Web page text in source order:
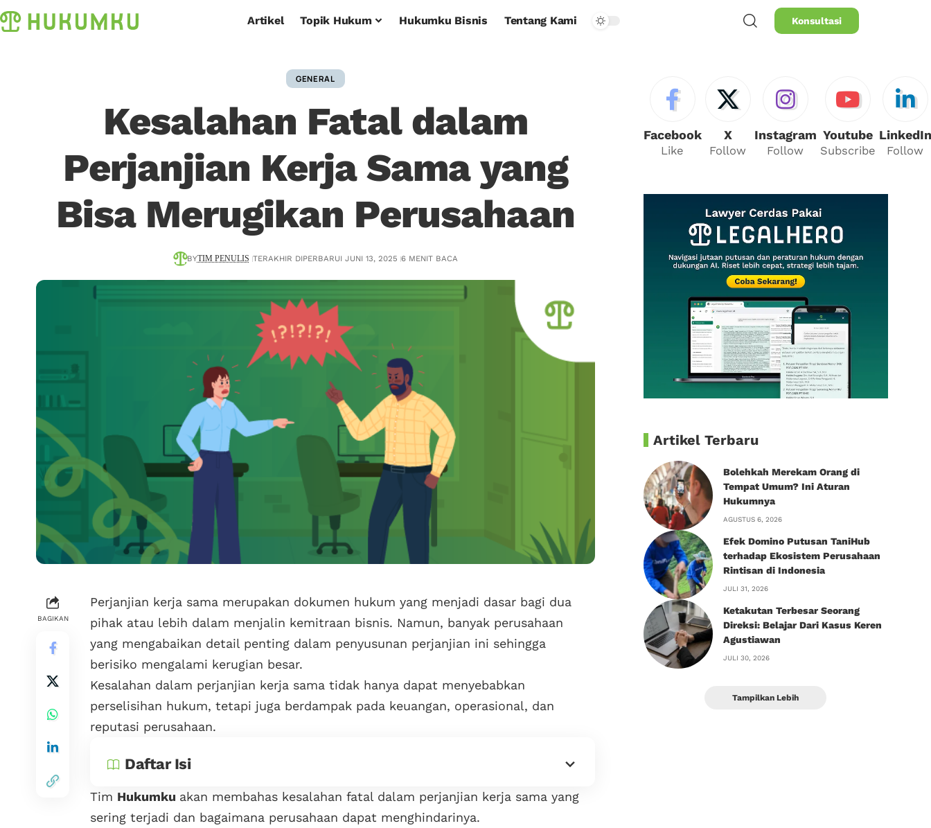
Artikel Topik Hukum Hukumku Bisnis Tentang Kami Konsultasi
GENERAL
Kesalahan Fatal dalam
Perjanjian Kerja Sama yang
Bisa Merugikan Perusahaan
BYTIM PENULIS TERAKHIR DIPERBARUI JUNI 13, 2025 6 MENIT BACA
BAGIKAN
Perjanjian kerja sama merupakan dokumen hukum yang menjadi dasar bagi dua
pihak atau lebih dalam menjalin kemitraan bisnis. Namun, banyak perusahaan
yang mengabaikan detail penting dalam penyusunan perjanjian ini sehingga
berisiko mengalami kerugian besar.
Kesalahan dalam perjanjian kerja sama tidak hanya dapat menyebabkan
perselisihan hukum, tetapi juga berdampak pada keuangan, operasional, dan
reputasi perusahaan.
Daftar Isi
Tim Hukumku akan membahas kesalahan fatal dalam perjanjian kerja sama yang
sering terjadi dan bagaimana perusahaan dapat menghindarinya.
Facebook
Like
X
Follow
Instagram
Follow
Youtube
Subscribe
LinkedIn
Follow
Artikel Terbaru
Bolehkah Merekam Orang di
Tempat Umum? Ini Aturan
Hukumnya
AGUSTUS 6, 2026
Efek Domino Putusan TaniHub
terhadap Ekosistem Perusahaan
Rintisan di Indonesia
JULI 31, 2026
Ketakutan Terbesar Seorang
Direksi: Belajar Dari Kasus Keren
Agustiawan
JULI 30, 2026
Tampilkan Lebih